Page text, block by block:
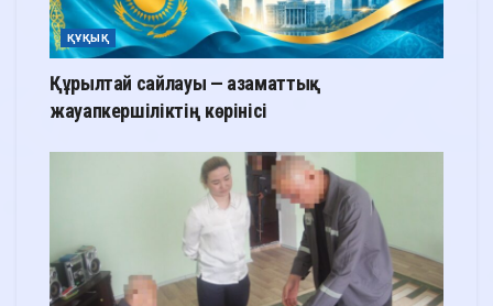
ҚҰҚЫҚ
Құрылтай сайлауы — азаматтық
жауапкершіліктің көрінісі